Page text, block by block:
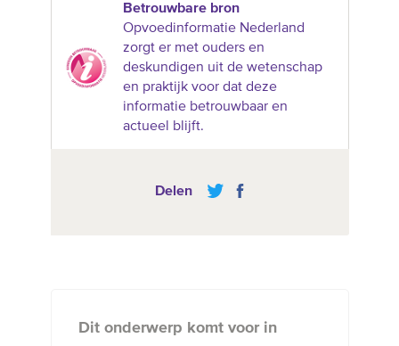
Betrouwbare bron
Opvoedinformatie Nederland
zorgt er met ouders en
deskundigen uit de wetenschap
en praktijk voor dat deze
informatie betrouwbaar en
actueel blijft.
Delen
Dit onderwerp komt voor in